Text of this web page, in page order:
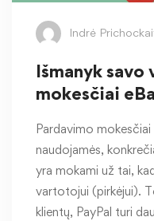
Indrė
Išmanyk savo
mokesčiai
Pardavimo
naudojamės,
yra mokami už tai,
vartotojui (pirkėjui).
klientų, PayPal turi